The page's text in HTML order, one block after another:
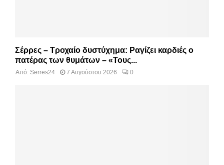
Σέρρες – Τροχαίο δυστύχημα: Ραγίζει καρδιές ο
πατέρας των θυμάτων – «Τους...
Από: Serres24 7 Αυγούστου 2026 0